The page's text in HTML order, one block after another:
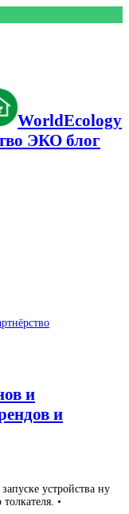
WorldEcology
ЭКО блог
и
и
устройства ну
•